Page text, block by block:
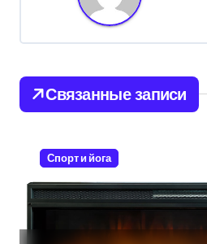
а
ц
и
п
о
Связанные записи
Спорт и йога